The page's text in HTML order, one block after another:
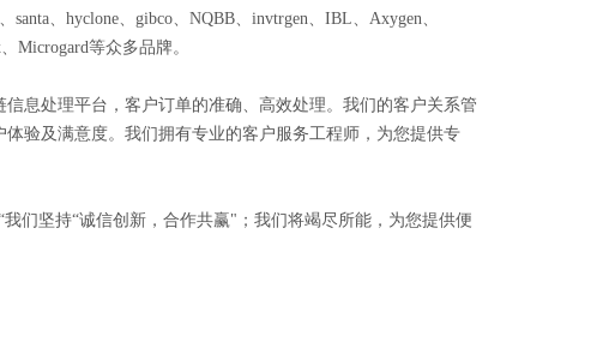
、hyclone、gibco、NQBB、invtrgen、IBL、Axygen、
Microgard等众多品牌。
息处理平台，客户订单的准确、高效处理。我们的客户关系管
验及满意度。我们拥有专业的客户服务工程师，为您提供专
们坚持“诚信创新，合作共赢"；我们将竭尽所能，为您提供便